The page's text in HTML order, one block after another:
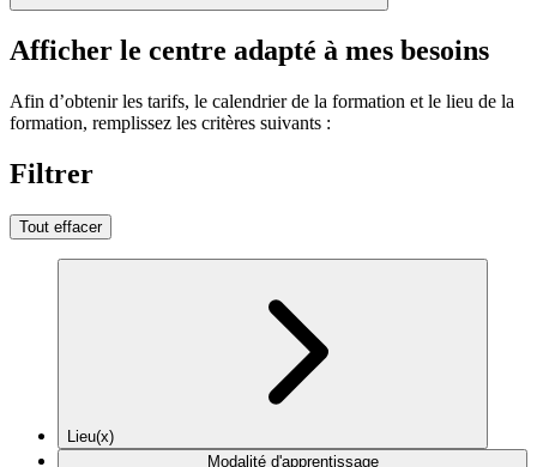
Afficher le centre adapté à mes besoins
Afin d’obtenir les tarifs, le calendrier de la formation et le lieu de la
formation, remplissez les critères suivants :
Filtrer
Tout effacer
Lieu(x)
Modalité d'apprentissage